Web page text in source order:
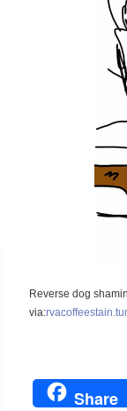
Reverse dog
via:
Share